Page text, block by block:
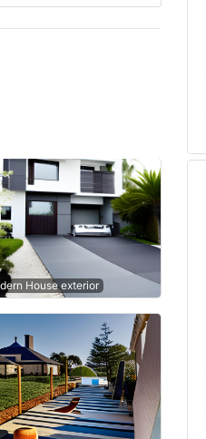
House exterior